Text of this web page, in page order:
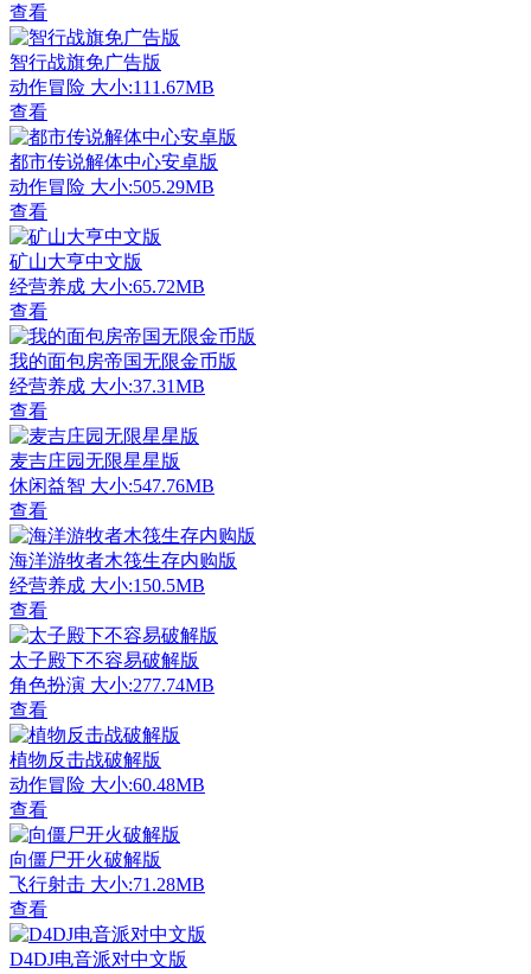
查看
智行战旗免广告版
动作冒险 大小:111.67MB
查看
都市传说解体中心安卓版
动作冒险 大小:505.29MB
查看
矿山大亨中文版
经营养成 大小:65.72MB
查看
我的面包房帝国无限金币版
经营养成 大小:37.31MB
查看
麦吉庄园无限星星版
休闲益智 大小:547.76MB
查看
海洋游牧者木筏生存内购版
经营养成 大小:150.5MB
查看
太子殿下不容易破解版
角色扮演 大小:277.74MB
查看
植物反击战破解版
动作冒险 大小:60.48MB
查看
向僵尸开火破解版
飞行射击 大小:71.28MB
查看
D4DJ电音派对中文版